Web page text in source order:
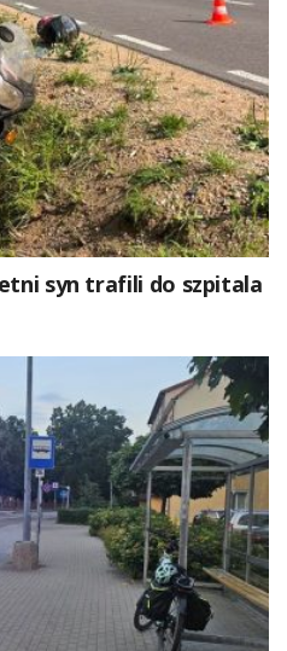
syn trafili do szpitala